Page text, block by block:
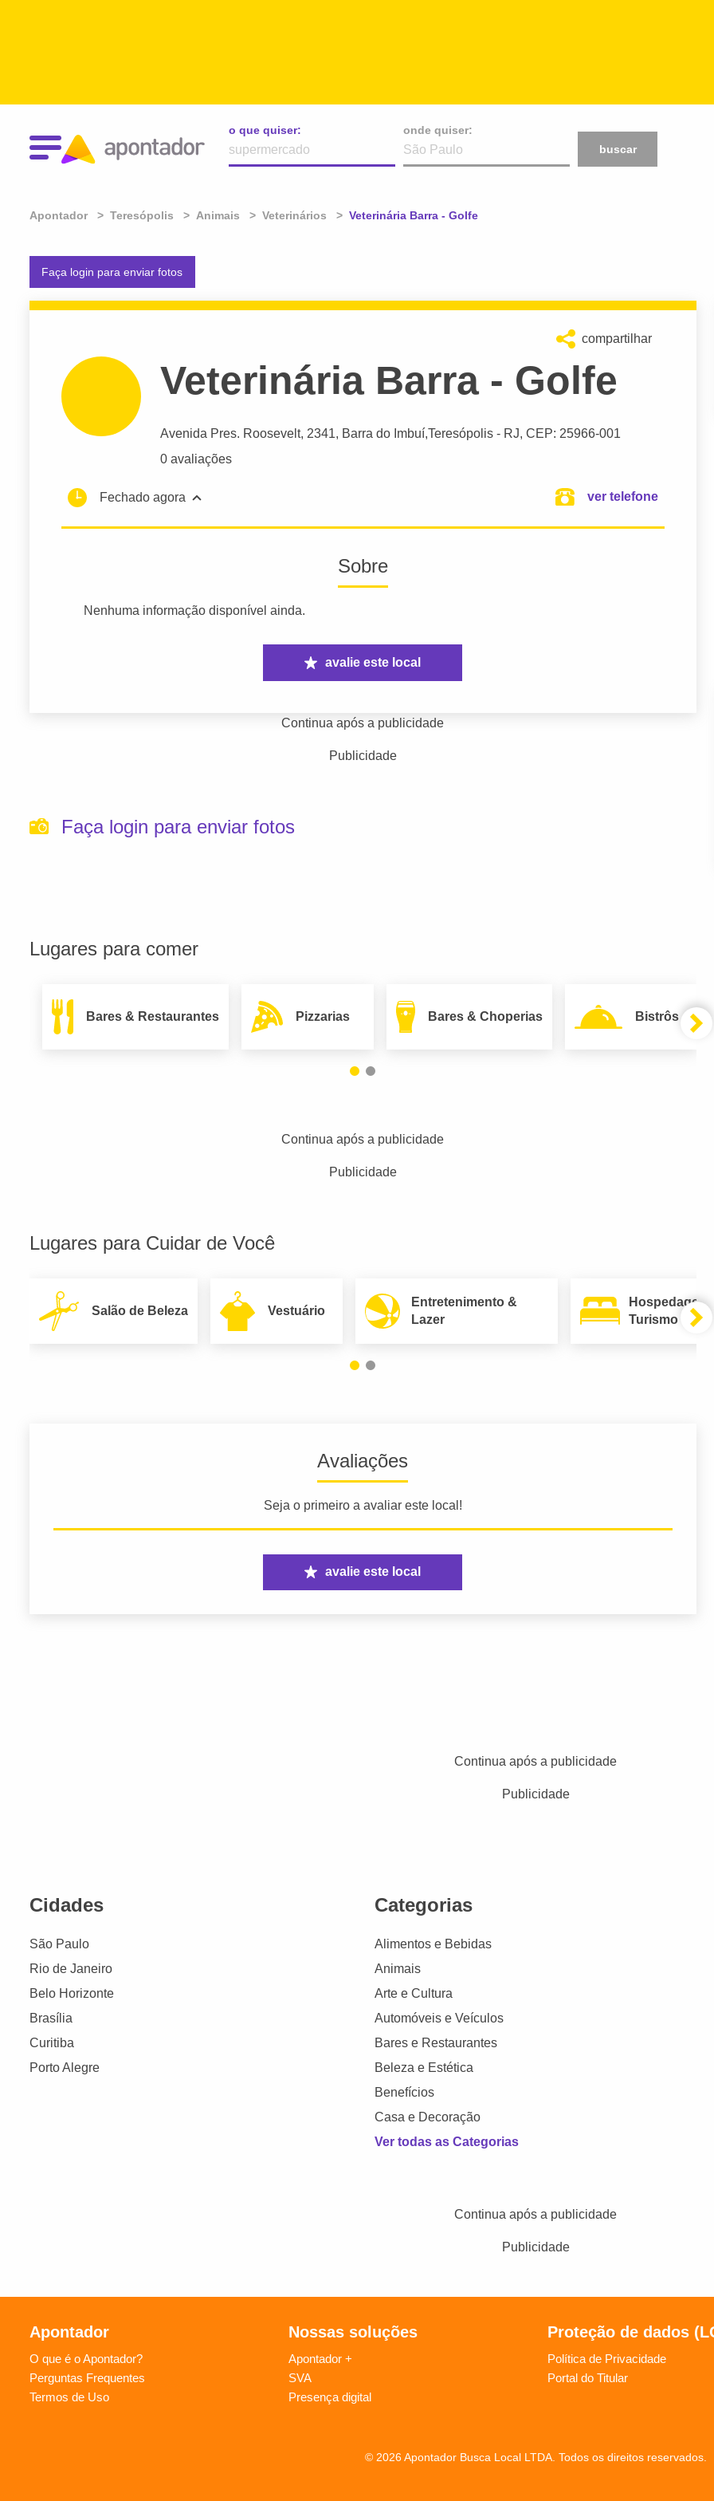
o que quiser:
onde quiser:
buscar
Apontador Teresópolis Animais Veterinários Atual:
Veterinária Barra - Golfe
Faça login para enviar fotos
compartilhar
Veterinária Barra - Golfe
Avenida Pres. Roosevelt, 2341, Barra do Imbuí,Teresópolis - RJ, CEP: 25966-001
0 avaliações
Fechado agora ver telefone
Sobre
Nenhuma informação disponível ainda.
avalie este local
Continua após a publicidade
Publicidade
Faça login para enviar fotos
Lugares para comer
Bares & Restaurantes Pizzarias Bares & Choperias Bistrôs
Continua após a publicidade
Publicidade
Lugares para Cuidar de Você
Salão de Beleza Vestuário
Entretenimento &
Lazer
Hospedagem
Turismo
Avaliações
Seja o primeiro a avaliar este local!
avalie este local
Continua após a publicidade
Publicidade
Cidades
São Paulo
Rio de Janeiro
Belo Horizonte
Brasília
Curitiba
Porto Alegre
Categorias
Alimentos e Bebidas
Animais
Arte e Cultura
Automóveis e Veículos
Bares e Restaurantes
Beleza e Estética
Benefícios
Casa e Decoração
Ver todas as Categorias
Continua após a publicidade
Publicidade
Apontador
O que é o Apontador?
Perguntas Frequentes
Termos de Uso
Nossas soluções
Apontador +
SVA
Presença digital
Proteção de dados
Política de Privacidade
Portal do Titular
© 2026 Apontador Busca Local LTDA. Todos os direitos reservados.